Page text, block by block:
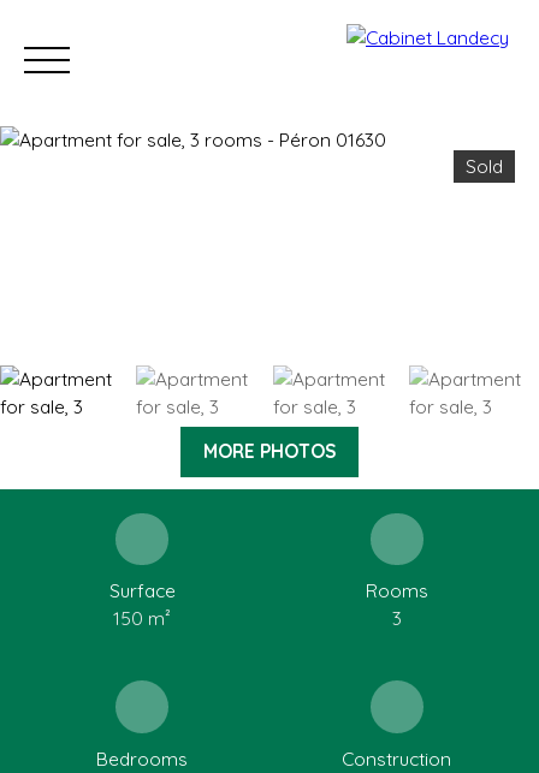
ESTIMATE
Sold
MORE PHOTOS
Surface
150 m²
Rooms
3
Bedrooms
Construction